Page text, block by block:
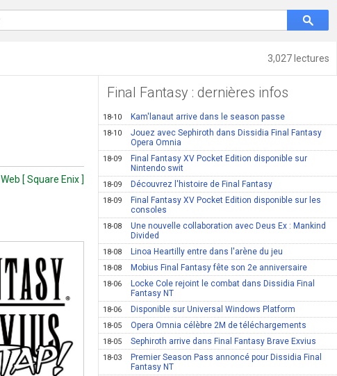
3,027 lectures
Web [ Square Enix ]
Final Fantasy : dernières infos
18-10 Kam'lanaut arrive dans le season passe
18-10
Jouez avec Sephiroth dans Dissidia Final Fantasy
Opera Omnia
18-09
Final Fantasy XV Pocket Edition disponible sur
Nintendo swit
18-09 Découvrez l'histoire de Final Fantasy
18-09
Final Fantasy XV Pocket Edition disponible sur les
consoles
18-08
Une nouvelle collaboration avec Deus Ex : Mankind
Divided
18-08 Linoa Heartilly entre dans l'arène du jeu
18-08 Mobius Final Fantasy fête son 2e anniversaire
18-06
Locke Cole rejoint le combat dans Dissidia Final
Fantasy NT
18-06 Disponible sur Universal Windows Platform
18-05 Opera Omnia célèbre 2M de téléchargements
18-05 Sephiroth arrive dans Final Fantasy Brave Exvius
18-03
Premier Season Pass annoncé pour Dissidia Final
Fantasy NT